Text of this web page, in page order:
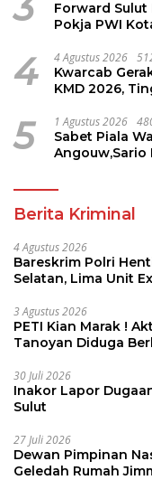
Forward Sulut
Pokja PWI
4 4 Agustus 2026
Kwarcab
KMD 2026,
5 1 Agustus 2026
Sabet Piala
Angouw,Sario
Berita Kriminal
4 Agustus 2026
Bareskrim Polri
Selatan, Lima Unit
3 Agustus 2026
PETI Kian Marak !
Tanoyan Diduga
30 Juli 2026
Inakor Lapor
Sulut
27 Juli 2026
Dewan Pimpinan
Geledah Rumah